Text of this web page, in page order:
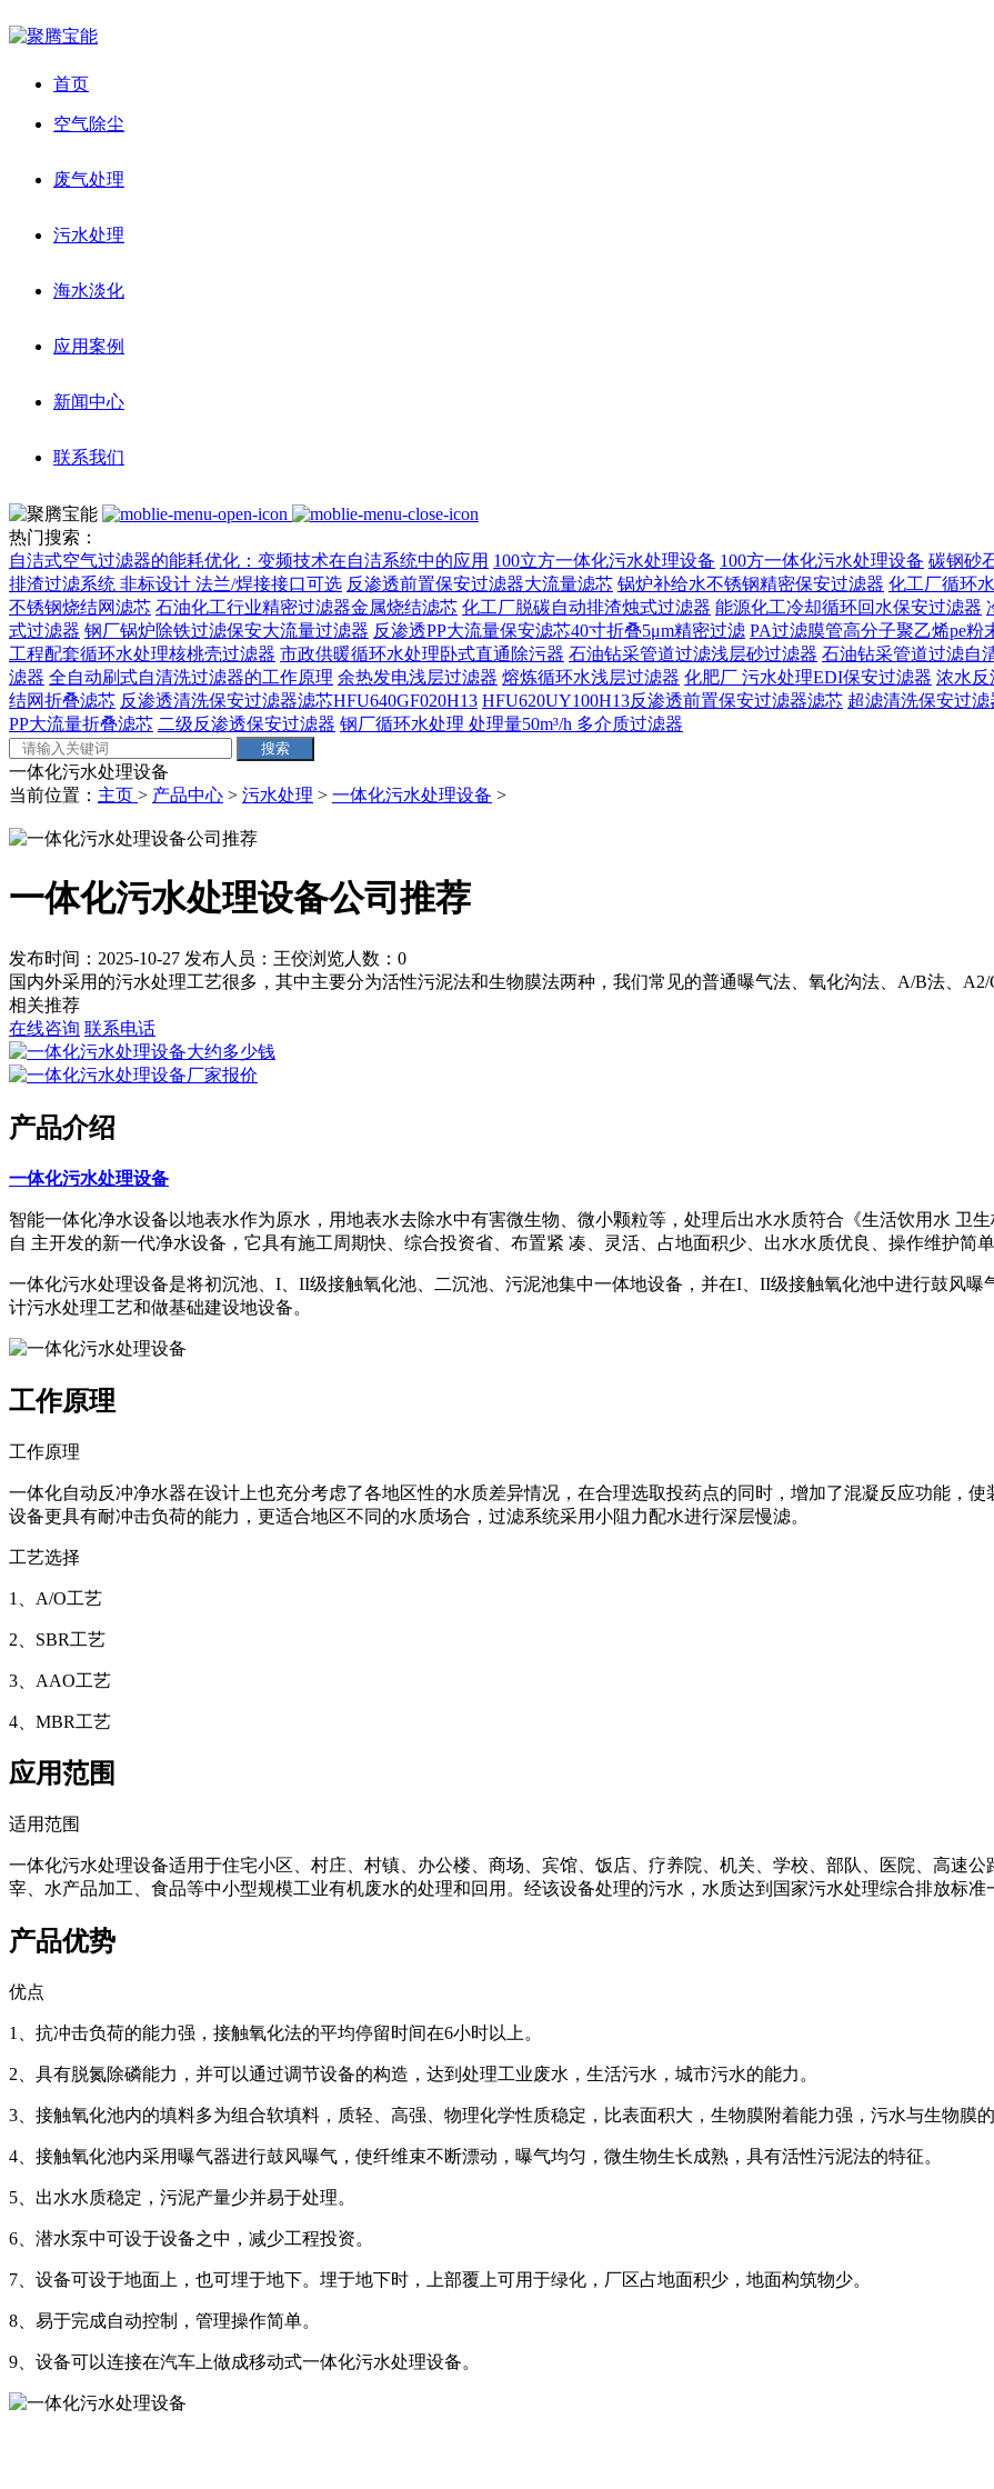
首页
空气除尘
废气处理
污水处理
海水淡化
应用案例
新闻中心
联系我们
热门搜索：
自洁式空气过滤器的能耗优化：变频技术在自洁系统中的应用 100立方一体化污水处理设备 100方一体化污水处理设备 碳钢砂
排渣过滤系统 非标设计 法兰/焊接接口可选‌ 反渗透前置保安过滤器大流量滤芯 锅炉补给水不锈钢精密保安过滤器 化工厂循环
不锈钢烧结网滤芯 石油化工行业精密过滤器金属烧结滤芯 化工厂脱碳自动排渣烛式过滤器 能源化工冷却循环回水保安过滤器
式过滤器 钢厂锅炉除铁过滤保安大流量过滤器 反渗透PP大流量保安滤芯40寸折叠5μm精密过滤 PA过滤膜管高分子聚乙烯pe粉
工程配套循环水处理核桃壳过滤器 市政供暖循环水处理卧式直通除污器 石油钻采管道过滤浅层砂过滤器 石油钻采管道过滤自
滤器 全自动刷式自清洗过滤器的工作原理 余热发电浅层过滤器 熔炼循环水浅层过滤器 化肥厂 污水处理EDI保安过滤器 浓水反
结网折叠滤芯 反渗透清洗保安过滤器滤芯HFU640GF020H13 HFU620UY100H13反渗透前置保安过滤器滤芯 超滤清洗保安过滤
PP大流量折叠滤芯 二级反渗透保安过滤器 钢厂循环水处理 处理量50m³/h 多介质过滤器
一体化污水处理设备
当前位置： 主页 > 产品中心 > 污水处理 > 一体化污水处理设备 >
一体化污水处理设备公司推荐
发布时间：2025-10-27 发布人员：王佼浏览人数： 0
国内外采用的污水处理工艺很多，其中主要分为活性污泥法和生物膜法两种，我们常见的普通曝气法、氧化沟法、A/B法、
相关推荐
在线咨询 联系电话
产品介绍
一体化污水处理设备
智能一体化净水设备以地表水作为原水，用地表水去除水中有害微生物、微小颗粒等，处理后出水水质符合《生活饮用水 卫
自 主开发的新一代净水设备，它具有施工周期快、综合投资省、布置紧 凑、灵活、占地面积少、出水水质优良、操作维护简
一体化污水处理设备是将初沉池、I、II级接触氧化池、二沉池、污泥池集中一体地设备，并在I、II级接触氧化池中进行鼓风
计污水处理工艺和做基础建设地设备。
工作原理
工作原理
一体化自动反冲净水器在设计上也充分考虑了各地区性的水质差异情况，在合理选取投药点的同时，增加了混凝反应功能，
设备更具有耐冲击负荷的能力，更适合地区不同的水质场合，过滤系统采用小阻力配水进行深层慢滤。
工艺选择
1、A/O工艺
2、SBR工艺
3、AAO工艺
4、MBR工艺
应用范围
适用范围
一体化污水处理设备适用于住宅小区、村庄、村镇、办公楼、商场、宾馆、饭店、疗养院、机关、学校、部队、医院、高速
宰、水产品加工、食品等中小型规模工业有机废水的处理和回用。经该设备处理的污水，水质达到国家污水处理综合排放标准
产品优势
优点
1、抗冲击负荷的能力强，接触氧化法的平均停留时间在6小时以上。
2、具有脱氮除磷能力，并可以通过调节设备的构造，达到处理工业废水，生活污水，城市污水的能力。
3、接触氧化池内的填料多为组合软填料，质轻、高强、物理化学性质稳定，比表面积大，生物膜附着能力强，污水与生物膜的
4、接触氧化池内采用曝气器进行鼓风曝气，使纤维束不断漂动，曝气均匀，微生物生长成熟，具有活性污泥法的特征。
5、出水水质稳定，污泥产量少并易于处理。
6、潜水泵中可设于设备之中，减少工程投资。
7、设备可设于地面上，也可埋于地下。埋于地下时，上部覆上可用于绿化，厂区占地面积少，地面构筑物少。
8、易于完成自动控制，管理操作简单。
9、设备可以连接在汽车上做成移动式一体化污水处理设备。